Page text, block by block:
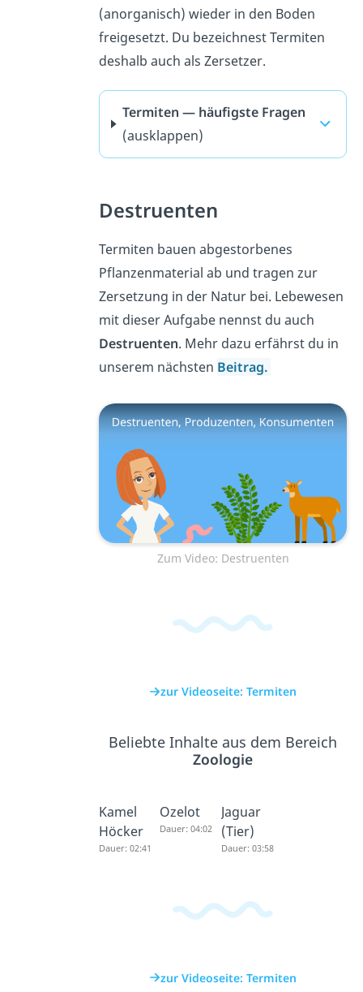
(anorganisch) wieder in den Boden
freigesetzt. Du bezeichnest Termiten
deshalb auch als Zersetzer.
Termiten — häufigste Fragen
(ausklappen)
Destruenten
Termiten bauen abgestorbenes
Pflanzenmaterial ab und tragen zur
Zersetzung in der Natur bei. Lebewesen
mit dieser Aufgabe nennst du auch
Destruenten. Mehr dazu erfährst du in
unserem nächsten Beitrag.
Zum Video: Destruenten
zur Videoseite: Termiten
Beliebte Inhalte aus dem Bereich
Zoologie
Kamel
Höcker
Dauer: 02:41
Ozelot
Dauer: 04:02
Jaguar
(Tier)
Dauer: 03:58
zur Videoseite: Termiten